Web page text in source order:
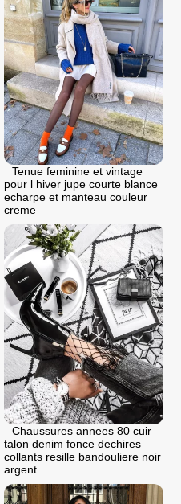
Tenue feminine et vintage
pour l hiver jupe courte blance
echarpe et manteau couleur
creme
Chaussures annees 80 cuir
talon denim fonce dechires
collants resille bandouliere noir
argent